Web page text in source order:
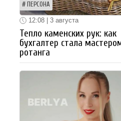
ПЕРСОНА
12:08 | 3 августа
Тепло каменских рук: как
бухгалтер стала
ротанга